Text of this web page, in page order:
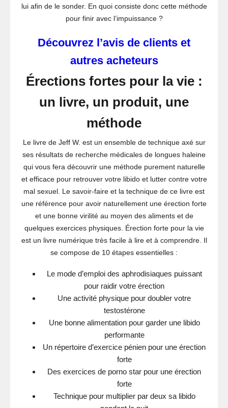
lui afin de le sonder. En quoi consiste donc cette méthode
pour finir avec l’impuissance ?
Découvrez l’avis de clients et
autres acheteurs
Érections fortes pour la vie :
un livre, un produit, une
méthode
Le livre de Jeff W. est un ensemble de technique axé sur
ses résultats de recherche médicales de longues haleine
qui vous fera découvrir une méthode purement naturelle
et efficace pour retrouver votre libido et lutter contre votre
mal sexuel. Le savoir-faire et la technique de ce livre est
une référence pour avoir naturellement une érection forte
et une bonne virilité au moyen des aliments et de
quelques exercices physiques. Érection forte pour la vie
est un livre numérique très facile à lire et à comprendre. Il
se compose de 10 étapes essentielles :
Le mode d’emploi des aphrodisiaques puissant
pour raidir votre érection
Une activité physique pour doubler votre
testostérone
Une bonne alimentation pour garder une libido
performante
Un répertoire d’exercice pénien pour une érection
forte
Des exercices de porno star pour une érection
forte
Technique pour multiplier par deux sa libido